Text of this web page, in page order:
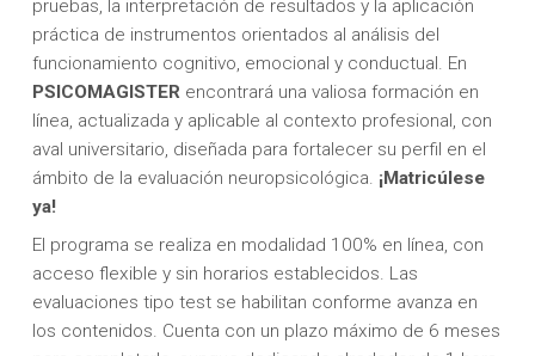
pruebas, la interpretación de resultados y la aplicación
práctica de instrumentos orientados al análisis del
funcionamiento cognitivo, emocional y conductual. En
PSICOMAGISTERencontrará una valiosa formación en
línea, actualizada y aplicable al contexto profesional, con
aval universitario, diseñada para fortalecer su perfil en el
ámbito de la evaluación neuropsicológica. ¡Matricúlese
ya!
El programa se realiza en modalidad 100% en línea, con
acceso flexible y sin horarios establecidos. Las
evaluaciones tipo test se habilitan conforme avanza en
los contenidos. Cuenta con un plazo máximo de 6 meses